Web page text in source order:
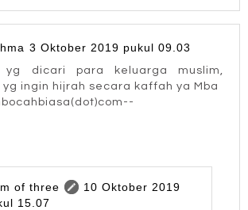
3 Oktober 2019 pukul 09.03
dicari para keluarga muslim,
ingin hijrah secara kaffah ya Mba
of three
10 Oktober 2019
15.07